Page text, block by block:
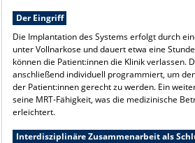
Der Eingriff
Die Implantation des Systems erfolgt durch
unter Vollnarkose und dauert etwa eine
können die Patient:innen die Klinik verlassen.
anschließend individuell programmiert, um
der Patient:innen gerecht zu werden. Ein
seine MRT-Fähigkeit, was die medizinische
erleichtert.
Interdisziplinäre Zusammenarbeit als